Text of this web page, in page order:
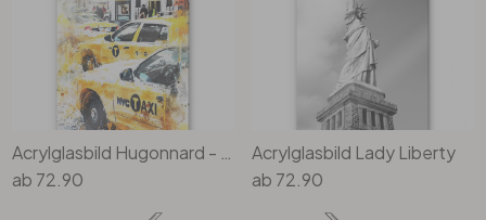
Acrylglasbild Hugonnard - Watercolour: New York Cabs
ab 72.90
Acrylglasbild Lady Liberty
ab 72.90